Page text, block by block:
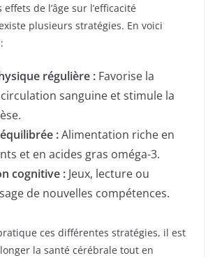
de l’âge sur l’efficacité
plusieurs stratégies. En voici
régulière : Favorise la
sanguine et stimule la
:Alimentation riche en
et en acides gras oméga-3.
cognitive : Jeux, lecture ou
de nouvelles compétences.
ces différentes stratégies, il est
la santé cérébrale tout en